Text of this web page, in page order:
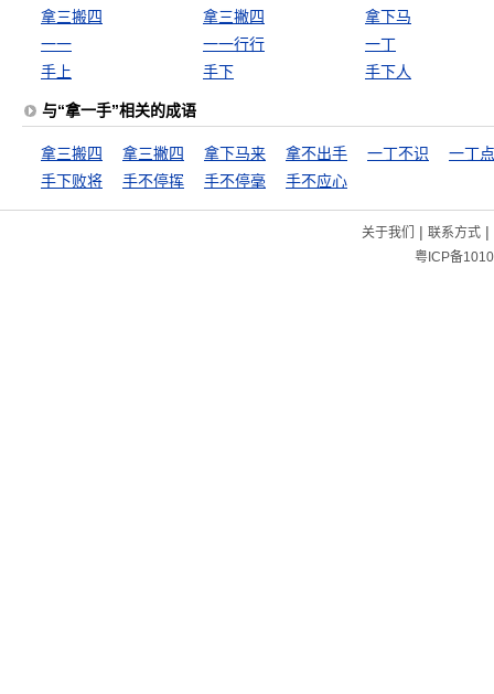
拿三搬四 拿三撇四
拿下马
一一
一一行行
一丁
手上
手下 手下人
与“拿一手”相关的成语
拿三搬四 拿三撇四 拿下马来 拿不出手 一丁不识
一丁
手下败将
手不停挥 手不停毫 手不应心
关于我们 | 联系方式|
粤ICP备